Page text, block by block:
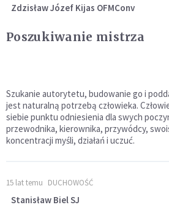
Zdzisław Józef Kijas OFMConv
Poszukiwanie mistrza
Szukanie autorytetu, budowanie go i
jest naturalną potrzebą człowieka.
siebie punktu odniesienia dla swych
przewodnika, kierownika, przywódcy,
koncentracji myśli, działań i uczuć.
15 lat temu DUCHOWOŚĆ
Stanisław Biel SJ